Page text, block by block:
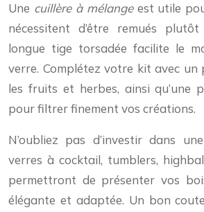
Une cuillère à mélange est utile
nécessitent d’être remués
longue tige torsadée facilite le
verre. Complétez votre kit avec un
les fruits et herbes, ainsi qu’une
pour filtrer finement vos créations.
N’oubliez pas d’investir dans
verres à cocktail, tumblers,
permettront de présenter vos
élégante et adaptée. Un bon